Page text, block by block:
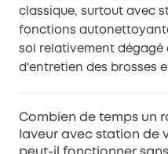
classique, surtout avec
fonctions
sol relativement dégagé
d'entretien des brosses
Combien de temps un
laveur avec station de